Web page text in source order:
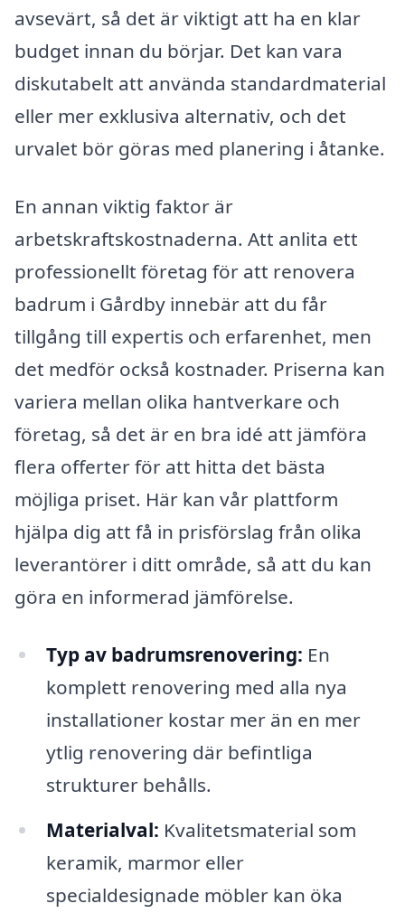
avsevärt, så det är viktigt att ha en klar
budget innan du börjar. Det kan vara
diskutabelt att använda standardmaterial
eller mer exklusiva alternativ, och det
urvalet bör göras med planering i åtanke.
En annan viktig faktor är
arbetskraftskostnaderna. Att anlita ett
professionellt företag för att renovera
badrum i Gårdby innebär att du får
tillgång till expertis och erfarenhet, men
det medför också kostnader. Priserna kan
variera mellan olika hantverkare och
företag, så det är en bra idé att jämföra
flera offerter för att hitta det bästa
möjliga priset. Här kan vår plattform
hjälpa dig att få in prisförslag från olika
leverantörer i ditt område, så att du kan
göra en informerad jämförelse.
Typ av badrumsrenovering: En
komplett renovering med alla nya
installationer kostar mer än en mer
ytlig renovering där befintliga
strukturer behålls.
Materialval: Kvalitetsmaterial som
keramik, marmor eller
specialdesignade möbler kan öka